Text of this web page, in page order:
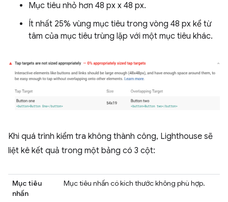
Mục tiêu nhỏ hơn 48 px x 48 px.
Ít nhất 25% vùng mục tiêu trong vòng 48 px kể từ
tâm của mục tiêu trùng lặp với một mục tiêu khác.
Khi quá trình kiểm tra không thành công, Lighthouse sẽ
liệt kê kết quả trong một bảng có 3 cột:
Mục tiêu
nhấn
Mục tiêu nhấn có kích thước không phù hợp.